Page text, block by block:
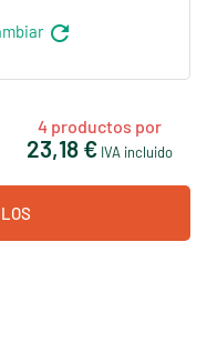
refresh
4 productos por
23,18 € IVA incluido